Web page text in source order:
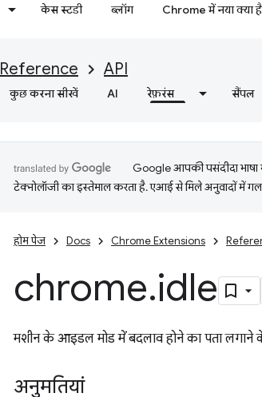
केस स्टडी ब्लॉग Chrome में नया क्या है
Reference API
कुछ करना सीखें AI रेफ़रंस सैंपल
Google आपकी पसंदीदा
टेक्नोलॉजी का इस्तेमाल करता है. एआई से मिले अनुवादों में
होम पेज Docs Chrome Extensions
chrome.idle
मशीन के आइडल मोड में बदलाव होने का पता लगाने
अनुमतियां